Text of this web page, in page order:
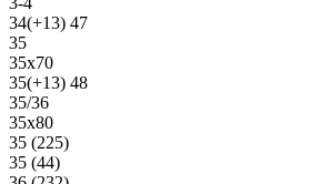
34(+13) 47
35
35х70
35(+13) 48
35/36
35х80
35 (225)
35 (44)